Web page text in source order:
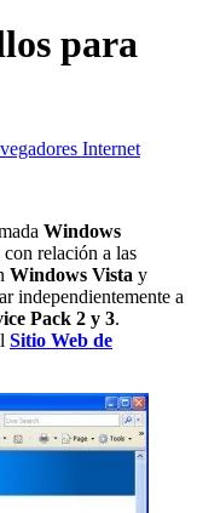
para
Internet
Windows
con relación a las
Windows Vista y
independientemente a
Pack 2 y 3.
Sitio Web de